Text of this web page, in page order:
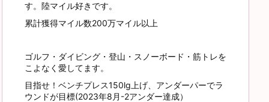
す。陸マイル好きです。
累計獲得マイル数200万マイル以上
ゴルフ・ダイビング・登山・スノーボード・筋トレを
こよなく愛してます。
目指せ！ベンチプレス150lg上げ、アンダーパーでラ
ウンドが目標(2023年8月-2アンダー達成）